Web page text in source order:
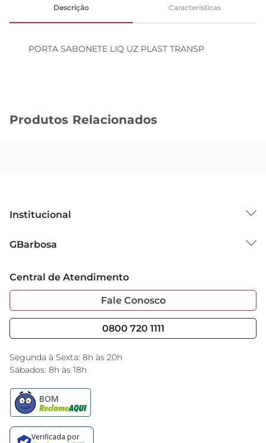
Descrição Características
PORTA SABONETE LIQ UZ PLAST TRANSP
Produtos Relacionados
Institucional
Grupo Cencosud
Sobre Privacidade
Portal do Fornecedo
Nossas Lojas
GBarbosa
Garantia Estendida
Serviços
Black Friday
Encarte do Dia
Central de Atendimento
Fale Conosco
0800 720 1111
Segunda à Sexta: 8h às 20h
Sábados: 8h às 18h